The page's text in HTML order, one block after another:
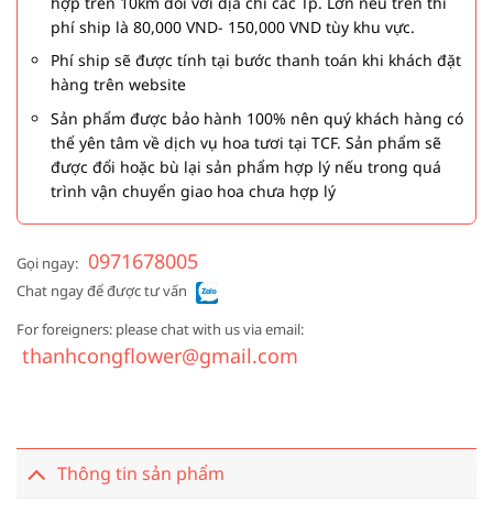
phí ship là 80,000 VND- 150,000 VND tùy khu vực.
Phí ship sẽ được tính tại bước thanh toán khi khách đặt
hàng trên website
Sản phẩm được bảo hành 100% nên quý khách hàng có
thể yên tâm về dịch vụ hoa tươi tại TCF. Sản phẩm sẽ
được đổi hoặc bù lại sản phẩm hợp lý nếu trong quá
trình vận chuyển giao hoa chưa hợp lý
Gọi ngay: 0971678005
Chat ngay để được tư vấn
For foreigners: please chat with us via email:
thanhcongflower@gmail.com
Thông tin sản phẩm